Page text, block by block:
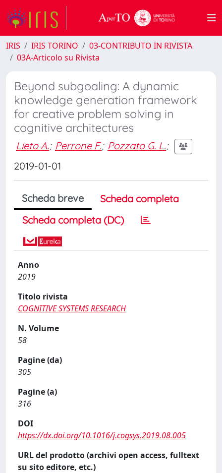
IRIS IRIS TORINO
03-CONTRIBUTO IN RIVISTA
03A-Articolo su Rivista
Beyond subgoaling: A dynamic
knowledge generation framework
for creative problem solving in
cognitive architectures
Lieto A.; Perrone F.; Pozzato G. L.;
2019-01-01
Scheda breve
Scheda completa
Scheda completa (DC)
Anno
2019
Titolo rivista
COGNITIVE SYSTEMS RESEARCH
N. Volume
58
Pagine (da)
305
Pagine (a)
316
DOI
https://dx.doi.org/10.1016/j.cogsys.2019.08.005
URL del prodotto (archivi open access, fulltext
su sito editore, etc.)